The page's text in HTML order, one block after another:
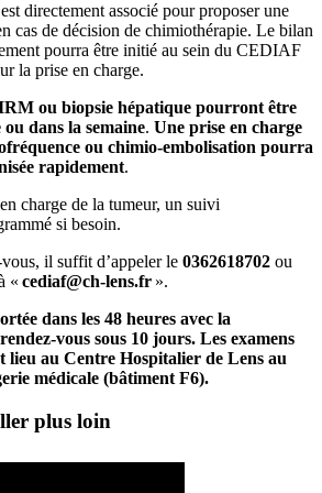
directement associé pour proposer une
cas de décision de chimiothérapie. Le bilan
pourra être initié au sein du CEDIAF
la prise en charge.
IRM ou biopsie hépatique pourront être
dans la semaine. Une prise en charge
ou chimio-embolisation pourra
rapidement.
charge de la tumeur, un suivi
si besoin.
il suffit d’appeler le 0362618702 ou
« cediaf@ch-lens.fr ».
dans les 48 heures avec la
vous sous 10 jours. Les examens
lieu au Centre Hospitalier de Lens au
médicale (bâtiment F6).
plus loin